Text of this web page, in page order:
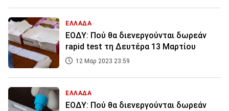
ΕΛΛΑΔΑ
ΕΟΔΥ: Πού θα διενεργούνται δωρεάν
rapid test τη Δευτέρα 13 Μαρτίου
12 Μαρ 2023 23:59
ΕΛΛΑΔΑ
ΕΟΔΥ: Πού θα διενεργούνται δωρεάν